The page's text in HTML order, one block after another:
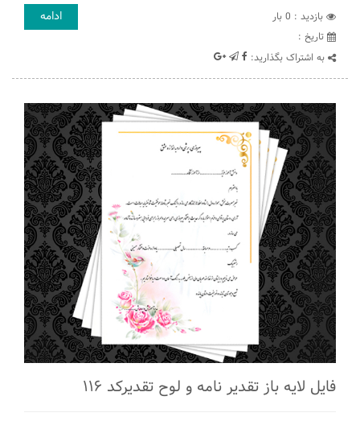
بازدید : 0 بار
تاريخ :
به اشتراک بگذارید:
ادامه
فایل لایه باز تقدیر نامه و لوح تقدیرکد ۱۱۶